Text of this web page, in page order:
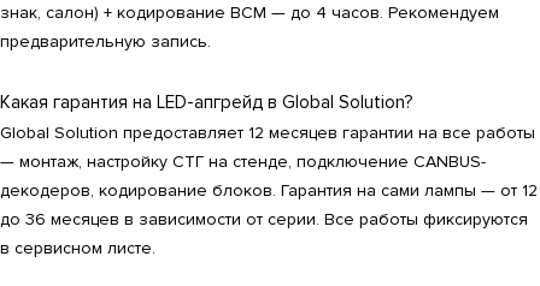
знак, салон) + кодирование BCM — до 4 часов. Рекомендуем
предварительную запись.
Какая гарантия на LED-апгрейд в Global Solution?
Global Solution предоставляет 12 месяцев гарантии на все работы
— монтаж, настройку СТГ на стенде, подключение CANBUS-
декодеров, кодирование блоков. Гарантия на сами лампы — от 12
до 36 месяцев в зависимости от серии. Все работы фиксируются
в сервисном листе.